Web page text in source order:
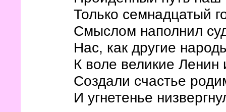
Только семнадцатый
Смыслом наполнил
Нас, как другие
К воле великие Ленин
Создали счастье
И угнетенье